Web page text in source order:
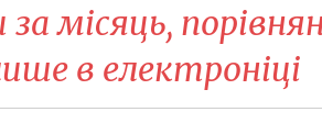
місяць,
в електроніці